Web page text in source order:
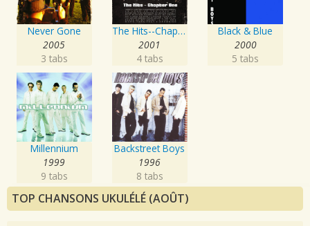
Never Gone
2005
3 tabs
The Hits--Chapter One
2001
4 tabs
Black & Blue
2000
5 tabs
Millennium
1999
9 tabs
Backstreet Boys
1996
8 tabs
TOP CHANSONS UKULÉLÉ (AOÛT)